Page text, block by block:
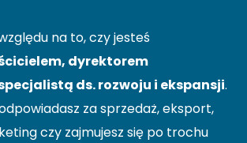
na to, czy jesteś
dyrektorem
ds. rozwoju i ekspansji.
za sprzedaż, eksport,
czy zajmujesz się po trochu